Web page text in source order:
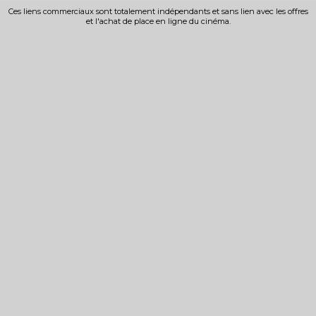
Ces liens commerciaux sont totalement indépendants et sans lien avec les offres
et l'achat de place en ligne du cinéma.